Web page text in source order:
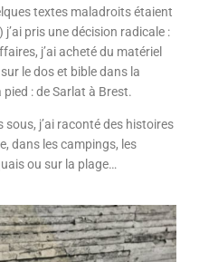
textes maladroits étaient
pris une décision radicale :
j’ai acheté du matériel
le dos et bible dans la
pied : de Sarlat à Brest.
j’ai raconté des histoires
dans les campings, les
ou sur la plage…